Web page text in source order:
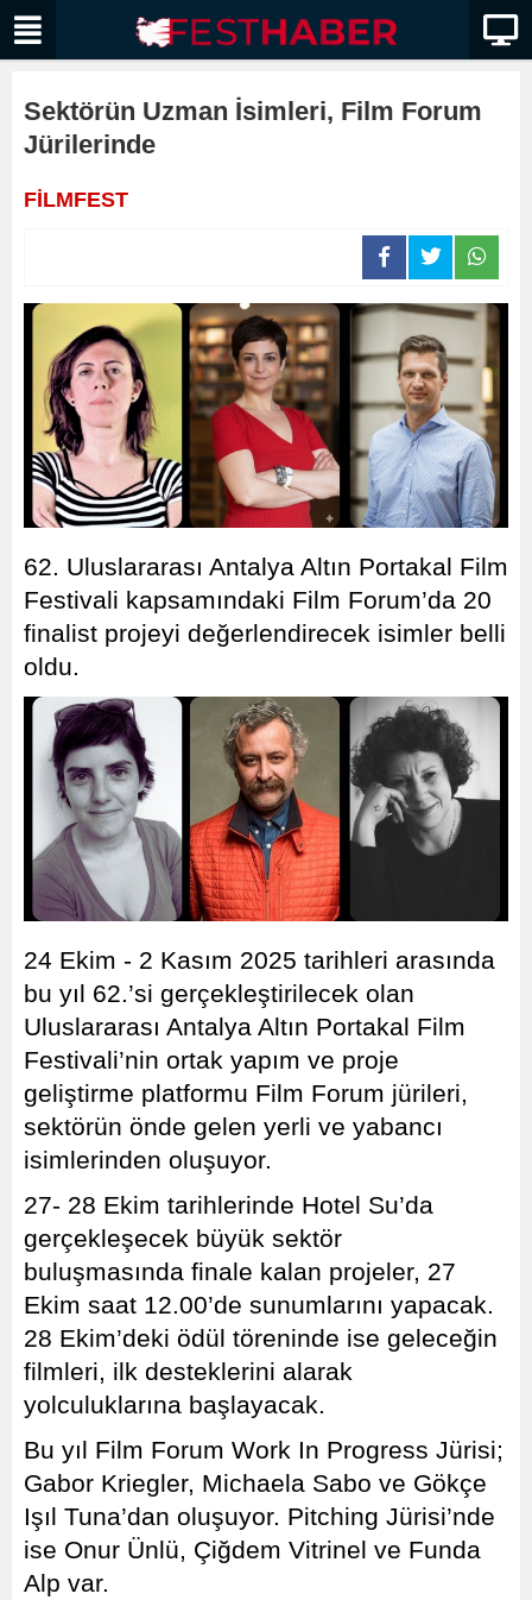
Sektörün Uzman İsimleri, Film Forum
Jürilerinde
FİLMFEST
62. Uluslararası Antalya Altın Portakal Film
Festivali kapsamındaki Film Forum’da 20
finalist projeyi değerlendirecek isimler belli
oldu.
24 Ekim - 2 Kasım 2025 tarihleri arasında
bu yıl 62.’si gerçekleştirilecek olan
Uluslararası Antalya Altın Portakal Film
Festivali’nin ortak yapım ve proje
geliştirme platformu Film Forum jürileri,
sektörün önde gelen yerli ve yabancı
isimlerinden oluşuyor.
27- 28 Ekim tarihlerinde Hotel Su’da
gerçekleşecek büyük sektör
buluşmasında finale kalan projeler, 27
Ekim saat 12.00’de sunumlarını yapacak.
28 Ekim’deki ödül töreninde ise geleceğin
filmleri, ilk desteklerini alarak
yolculuklarına başlayacak.
Bu yıl Film Forum Work In Progress Jürisi;
Gabor Kriegler, Michaela Sabo ve Gökçe
Işıl Tuna’dan oluşuyor. Pitching Jürisi’nde
ise Onur Ünlü, Çiğdem Vitrinel ve Funda
Alp var.